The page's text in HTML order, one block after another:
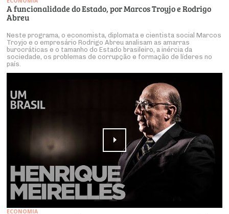
A funcionalidade do Estado, por Marcos Troyjo e Rodrigo
Abreu
Neste programa, o economista, diplomata e cientista social Marcos
Troyjo e o empresário Rodrigo Abreu analisam as amarras
burocráticas e o tamanho do Estado brasileiro, a inércia da
sociedade, os problemas de corrupção e formação de líderes no
país.
ECONOMIA